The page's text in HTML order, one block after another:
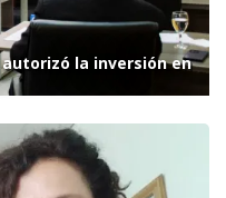
autorizó la inversión en